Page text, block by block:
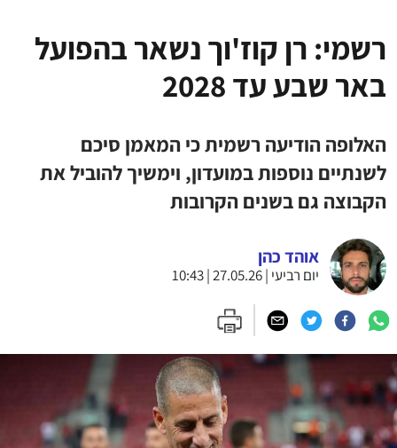
רשמי: רן קוז'וך נשאר בהפועל
באר שבע עד 2028
האלופה הודיעה רשמית כי המאמן סיכם
לשנתיים נוספות במועדון, וימשיך להוביל את
הקבוצה גם בשנים הקרובות
אוהד כהן
יום רביעי | 27.05.26 | 10:43